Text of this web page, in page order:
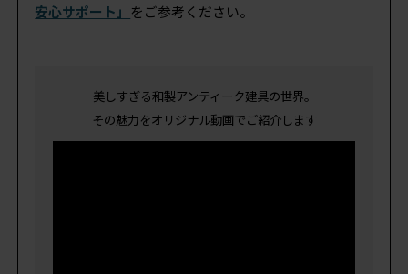
安心サポート」 をご参考ください。
美しすぎる和製アンティーク建具の世界。
その魅力をオリジナル動画でご紹介します